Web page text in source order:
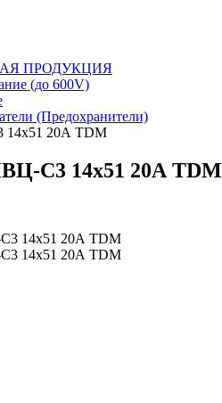
ПРОДУКЦИЯ
(до 600V)
(Предохранители)
14х51 20А TDM
С3 14х51 20А TDM